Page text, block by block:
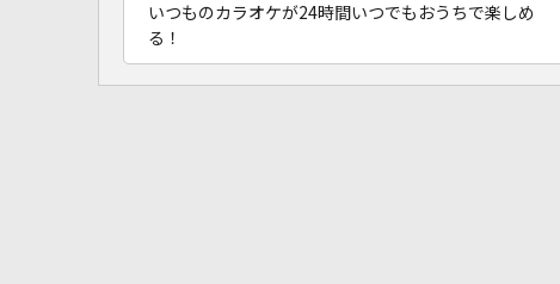
いつものカラオケが24時間いつでもおうちで楽しめ
る！